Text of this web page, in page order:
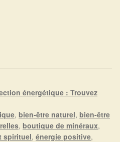
du monde invisible
les Mystères de l’Invisible
énergétique : Trouvez
, bien-être naturel, bien-être
, boutique de minéraux,
spirituel, énergie positive,